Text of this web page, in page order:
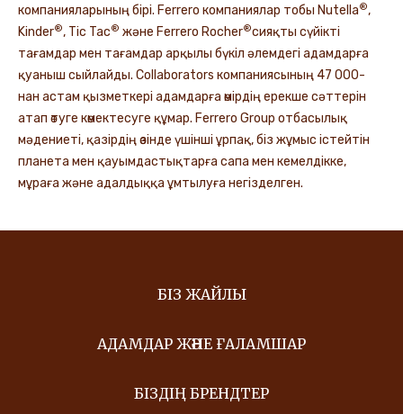
компанияларының бірі. Ferrero компаниялар тобы Nutella®,
Kinder®, Tic Tac® және Ferrero Rocher®сияқты сүйікті
тағамдар мен тағамдар арқылы бүкіл әлемдегі адамдарға
қуаныш сыйлайды. Collaborators компаниясының 47 000-
нан астам қызметкері адамдарға өмірдің ерекше сәттерін
атап өтуге көмектесуге құмар. Ferrero Group отбасылық
мәдениеті, қазірдің өзінде үшінші ұрпақ, біз жұмыс істейтін
планета мен қауымдастықтарға сапа мен кемелдікке,
мұраға және адалдыққа ұмтылуға негізделген.
БІЗ ЖАЙЛЫ
АДАМДАР ЖӘНЕ ҒАЛАМШАР
БІЗДІҢ БРЕНДТЕР